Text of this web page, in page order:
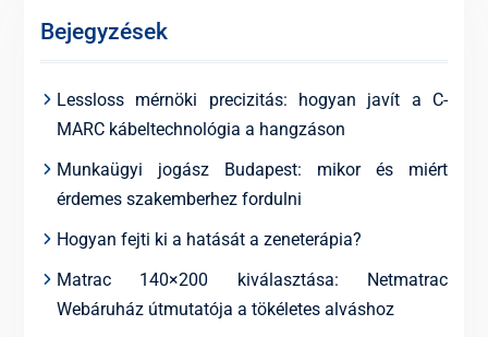
Bejegyzések
Lessloss mérnöki precizitás: hogyan javít a C-
MARC kábeltechnológia a hangzáson
Munkaügyi jogász Budapest: mikor és miért
érdemes szakemberhez fordulni
Hogyan fejti ki a hatását a zeneterápia?
Matrac 140×200 kiválasztása: Netmatrac
Webáruház útmutatója a tökéletes alváshoz